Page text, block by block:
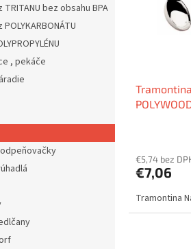
TRITANU bez obsahu BPA
, pekáče
€5,74 bez
€7,06
Tramontina